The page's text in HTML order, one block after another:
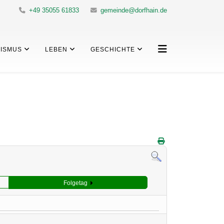
+49 35055 61833 gemeinde@dorfhain.de
LEBEN GESCHICHTE
Folgetag